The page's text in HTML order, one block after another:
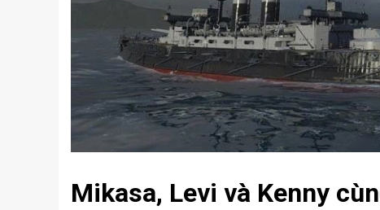
Mikasa, Levi và Kenny